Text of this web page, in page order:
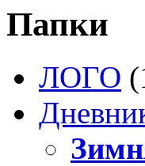
Папки
ЛОГО